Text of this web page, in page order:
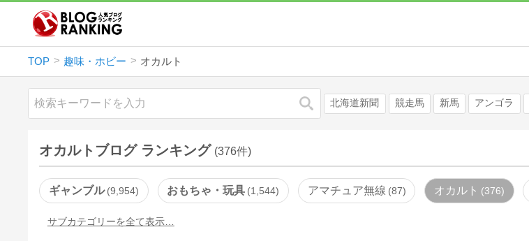
TOP 趣味・ホビー オカルト
検索 北海道新聞 競走馬 新馬 アンゴラ
オカルトブログ ランキング (376件)
ギャンブル 9,954 おもちゃ・玩具 1,544 アマチュア無線 87 オカルト 376
サブカテゴリーを全て表示…